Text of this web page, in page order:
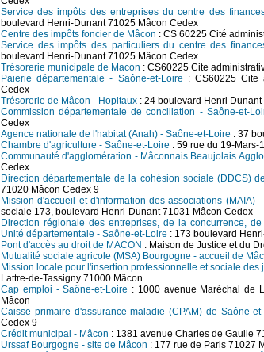
Service des impôts des entreprises du centre des
boulevard Henri-Dunant 71025 Mâcon Cedex
Centre des impôts foncier de Mâcon : CS 60225 Cité
Service des impôts des particuliers du centre des
boulevard Henri-Dunant 71025 Mâcon Cedex
Trésorerie municipale de Macon : CS60225 Cite
Paierie départementale - Saône-et-Loire : CS60225 Cite
Cedex
Trésorerie de Mâcon - Hopitaux : 24 boulevard Henri
Commission départementale de conciliation - Saône-et-
Cedex
Agence nationale de l'habitat (Anah) - Saône-et-Loire : 37
Chambre d'agriculture - Saône-et-Loire : 59 rue du 19-
Communauté d'agglomération - Mâconnais Beaujolais
Cedex
Direction départementale de la cohésion sociale (DDCS)
71020 Mâcon Cedex 9
Mission d'accueil et d'information des associations (MAIA)
sociale 173, boulevard Henri-Dunant 71031 Mâcon Cedex
Direction régionale des entreprises, de la concurrence,
Unité départementale - Saône-et-Loire : 173 boulevard
Pont d'accès au droit de MACON : Maison de Justice et du
Mutualité sociale agricole (MSA) Bourgogne - accueil de
Mission locale pour l'insertion professionnelle et sociale des
Lattre-de-Tassigny 71000 Mâcon
Cap emploi - Saône-et-Loire : 1000 avenue Maréchal de
Mâcon
Caisse primaire d'assurance maladie (CPAM) de Saône-
Cedex 9
Crédit municipal - Mâcon : 1381 avenue Charles de Gaulle
Urssaf Bourgogne - site de Mâcon : 177 rue de Paris 71027